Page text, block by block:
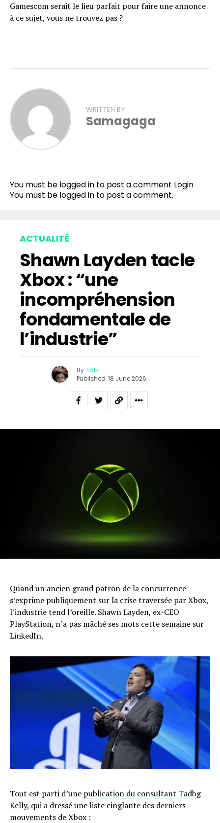
Gamescom serait le lieu parfait pour faire une annonce
à ce sujet, vous ne trouvez pas ?
WRITTEN BY
Samagaga
You must be logged in to post a comment Login
You must be logged in to post a comment.
ACTUALITÉ
Shawn Layden tacle
Xbox : “une
incompréhension
fondamentale de
l’industrie”
By Fab !
Published 18 June 2026
Quand un ancien grand patron de la concurrence
s’exprime publiquement sur la crise traversée par Xbox,
l’industrie tend l’oreille. Shawn Layden, ex-CEO
PlayStation, n’a pas mâché ses mots cette semaine sur
LinkedIn.
Tout est parti d’une publication du consultant Tadhg
Kelly, qui a dressé une liste cinglante des derniers
mouvements de Xbox :
Pinterest